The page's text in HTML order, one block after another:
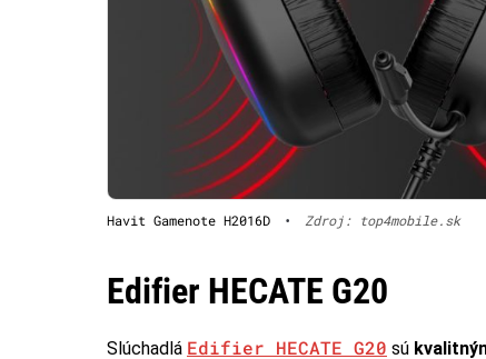
Havit Gamenote H2016D • Zdroj: top4mobile.sk
Edifier HECATE G20
Slúchadlá Edifier HECATE G20 sú